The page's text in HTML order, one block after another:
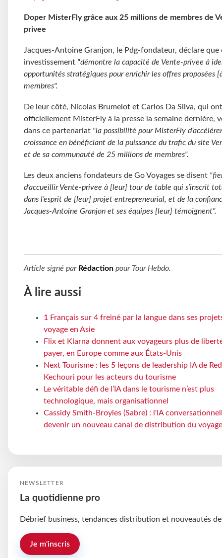
Doper MisterFly grâce aux 25 millions de membres de
privee
Jacques-Antoine Granjon, le Pdg-fondateur, déclare que
investissement "démontre la capacité de Vente-privee à
opportunités stratégiques pour enrichir les offres proposées
membres".
De leur côté, Nicolas Brumelot et Carlos Da Silva, qui
officiellement MisterFly à la presse la semaine dernière,
dans ce partenariat "la possibilité pour MisterFly
croissance en bénéficiant de la puissance du trafic du site
et de sa communauté de 25 millions de membres".
Les deux anciens fondateurs de Go Voyages se disent
d’accueillir Vente-privee à [leur] tour de table qui s’inscrit
dans l’esprit de [leur] projet entrepreneurial, et de la
Jacques-Antoine Granjon et ses équipes [leur] témoignent".
Article signé par Rédaction pour Tour Hebdo.
À lire aussi
1 Français sur 4 freiné par la langue dans ses
voyage en Asie
Flix et Klarna donnent aux voyageurs plus de
payer, en Europe comme aux États-Unis
Next Tourisme : les 5 leçons de leadership IA de
Kechouri pour les acteurs du tourisme
Le véritable défi de l’IA dans le tourisme n’est plus
technologique, mais organisationnel
Cassidy Smith-Broyles (Sabre) : l'IA
devenir un nouveau canal de distribution du voyage
NEWSLETTER
La quotidienne pro
Débrief business, tendances distribution et nouveautés
Je m'inscris